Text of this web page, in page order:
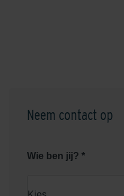
Neem contact op
Wie ben jij? *